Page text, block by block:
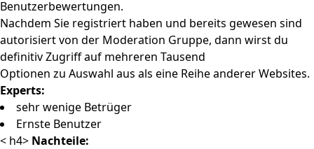
Benutzerbewertungen.
Nachdem Sie registriert haben und bereits gewesen sind
autorisiert von der Moderation Gruppe, dann wirst du
definitiv Zugriff auf mehreren Tausend
Optionen zu Auswahl aus als eine Reihe anderer Websites.
Experts:
sehr wenige Betrüger
Ernste Benutzer
< h4> Nachteile: